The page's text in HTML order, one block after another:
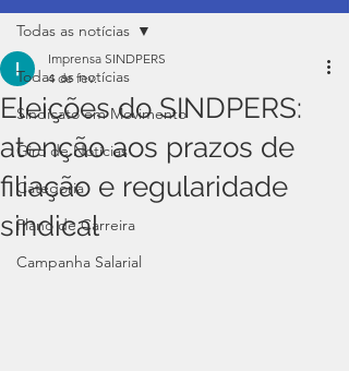
Todas as notícias
Sindicato em Movimento
Giro de Notícias
Categoria
Plano de Carreira
Campanha Salarial
Todas as notícias
Eleições do SINDPERS:
atenção aos prazos de
filiação e regularidade
sindical
Imprensa SINDPERS
4 de fev.